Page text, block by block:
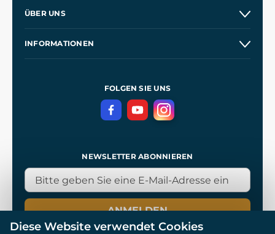
Kontakt
ÜBER UNS
INFORMATIONEN
DatenschutzerklärungFOLGEN SIE UNS
NEWSLETTER ABONNIEREN
ANMELDEN
Diese Website verwendet Cookies